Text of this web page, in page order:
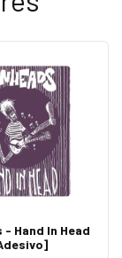
- Hand In Head